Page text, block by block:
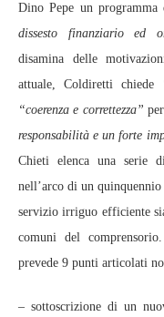
Dino Pepe un programma
dissesto finanziario ed
disamina delle
attuale, Coldiretti chiede
“coerenza e correttezza”
responsabilità e un forte
Chieti elenca una serie
nell’arco di un
servizio irriguo efficiente
comuni del
prevede 9 punti articolati
– sottoscrizione di un